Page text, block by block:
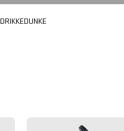
DRIKKEDUNKE